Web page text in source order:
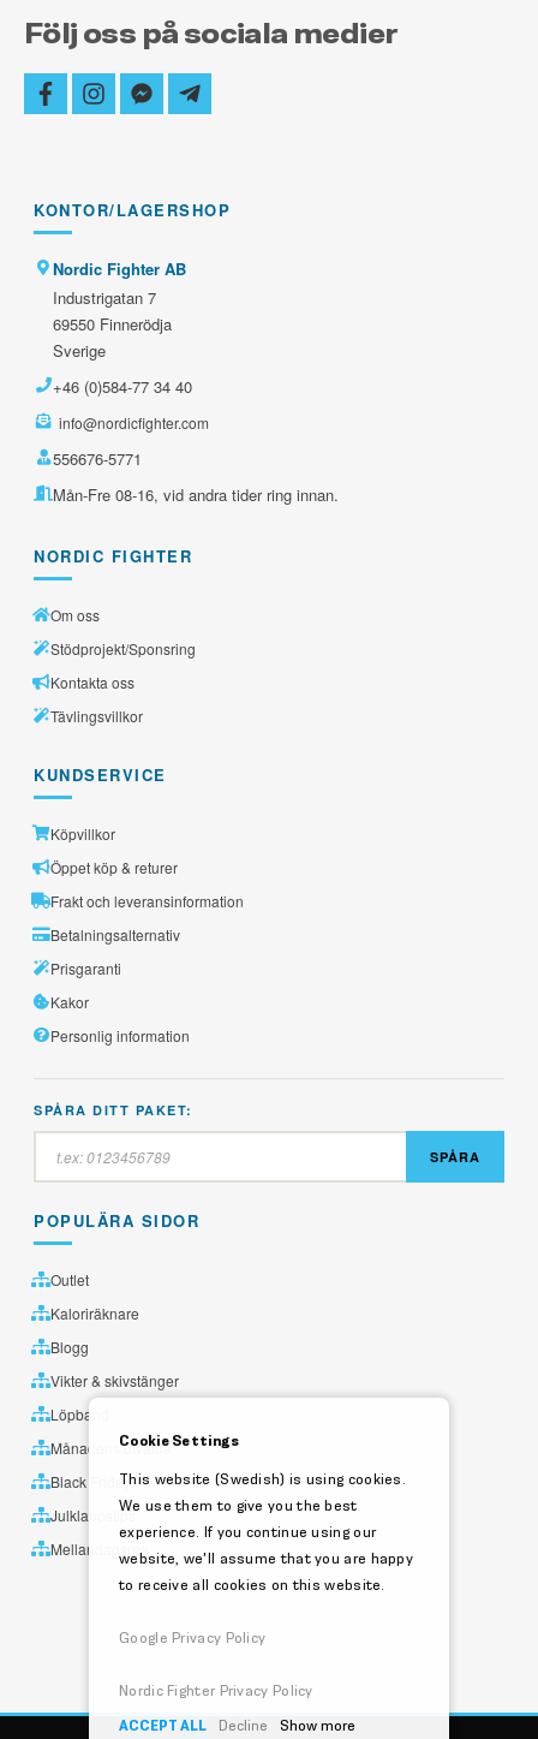
Följ oss på sociala medier
facebookinstagram
facebook-
messenger
telegram-
plane
KONTOR/LAGERSHOP
Nordic Fighter AB
Industrigatan 7
69550 Finnerödja
Sverige
+46 (0)584-77 34 40
info@nordicfighter.com
556676-5771
Mån-Fre 08-16, vid andra tider ring innan.
NORDIC FIGHTER
Om oss
Stödprojekt/Sponsring
Kontakta oss
Tävlingsvillkor
KUNDSERVICE
Köpvillkor
Öppet köp & returer
Frakt och leveransinformation
Betalningsalternativ
Prisgaranti
Kakor
Personlig information
SPÅRA DITT PAKET:
SPÅRA
POPULÄRA SIDOR
Outlet
Kaloriräknare
Blogg
Vikter & skivstänger
Löpband
Månadens utvalda
Black Friday
Julklappstips
Mellandagsrea
Cookie Settings
This website (Swedish) is using cookies.
We use them to give you the best
experience. If you continue using our
website, we'll assume that you are happy
to receive all cookies on this website.
Google Privacy Policy
Nordic Fighter Privacy Policy
ACCEPT ALL
Decline Show more